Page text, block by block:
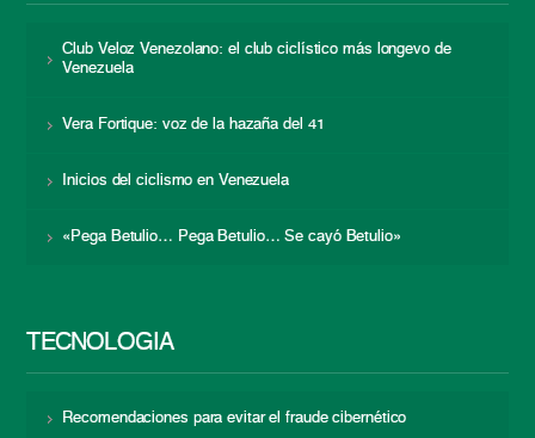
Club Veloz Venezolano: el club ciclístico más longevo de
Venezuela
Vera Fortique: voz de la hazaña del 41
Inicios del ciclismo en Venezuela
«Pega Betulio… Pega Betulio… Se cayó Betulio»
TECNOLOGÍA
Recomendaciones para evitar el fraude cibernético